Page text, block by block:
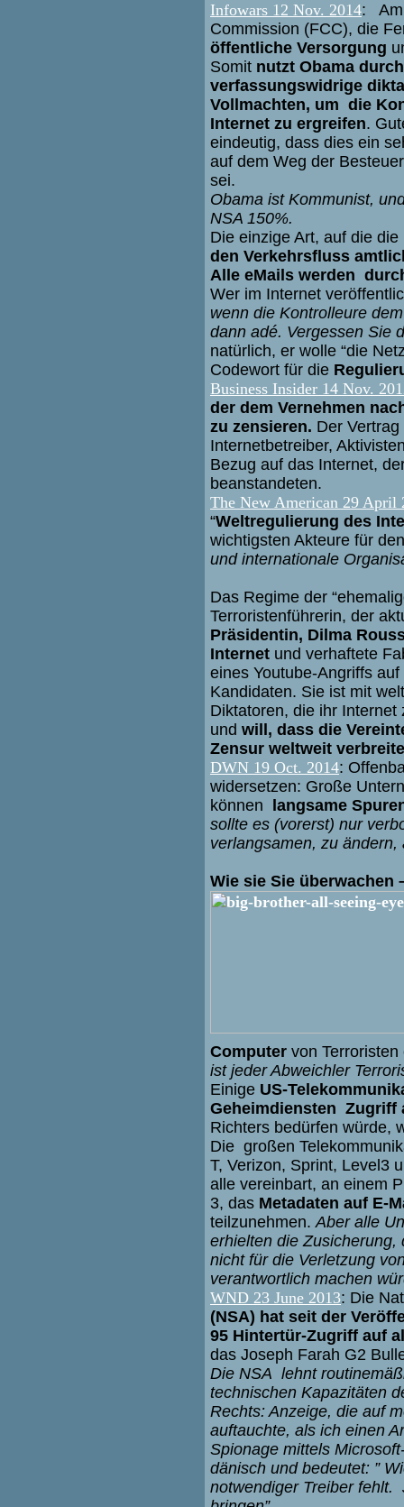
Infowars 12 Nov. 2014: Am
Commission (FCC), die
öffentliche Versorgung
Somit nutzt Obama
verfassungswidrige
Vollmachten, um die
Internet zu ergreifen.
eindeutig, dass dies ein
auf dem Weg der
sei.
Obama ist Kommunist,
NSA 150%.
Die einzige Art, auf die
den Verkehrsfluss
Alle eMails werden
Wer im Internet
wenn die Kontrolleure
dann adé. Vergessen Sie
natürlich, er wolle “die
Codewort für die
Business Insider 14 Nov.
der dem Vernehmen
zu zensieren. Der
Internetbetreiber,
Bezug auf das Internet,
beanstandeten.
The New American 29 April
“Weltregulierung des
wichtigsten Akteure für
und internationale
Das Regime der
Terroristenführerin, der
Präsidentin, Dilma
Internet und verhaftete
eines Youtube-Angriffs
Kandidaten. Sie ist mit
Diktatoren, die ihr Internet
und will, dass die
Zensur weltweit
DWN 19 Oct. 2014:
widersetzen: Große
können
langsame
sollte es (vorerst) nur
verlangsamen, zu
Wie sie Sie überwachen
Computer von
ist jeder Abweichler
Einige US-
Geheimdiensten Zugriff
Richters bedürfen würde,
Die großen
T, Verizon, Sprint, Level3
alle vereinbart, an einem
3, das Metadaten auf E-
teilzunehmen.Aber alle
erhielten die Zusicherung,
nicht für die Verletzung
verantwortlich machen
WND 23 June 2013: Die
(NSA) hat seit der
95 Hintertür-Zugriff auf
das Joseph Farah G2
Die NSA lehnt
technischen Kapazitäten
Rechts: Anzeige, die auf
auftauchte, als ich einen
Spionage mittels
dänisch und bedeutet: ”
notwendiger Treiber fehlt.